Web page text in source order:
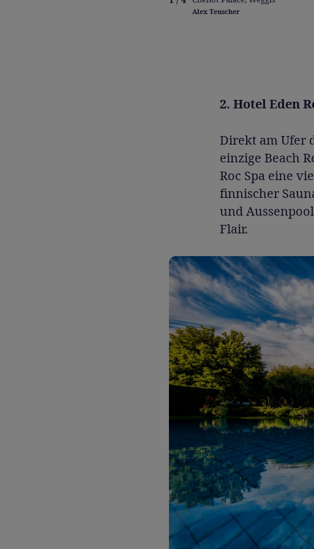
Alex Teuscher
2. Hotel Eden
Direkt am Ufer
einzige Beach
Roc Spa eine
finnischer
und
Flair.